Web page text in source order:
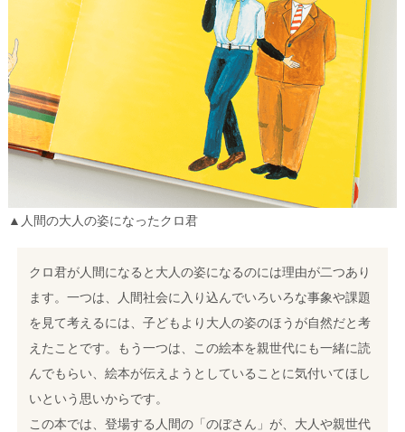
▲人間の大人の姿になったクロ君
クロ君が人間になると大人の姿になるのには理由が二つあり
ます。 一つは、人間社会に入り込んでいろいろな事象や課題
を見て考えるには、子どもより大人の姿のほうが自然だと考
えたことです。
もう一つは、この絵本を親世代にも一緒に読
んでもらい、絵本が伝えようとしていることに気付いてほし
いという思いからです。
この本では、登場する人間の「のぼさん」が、大人や親世代